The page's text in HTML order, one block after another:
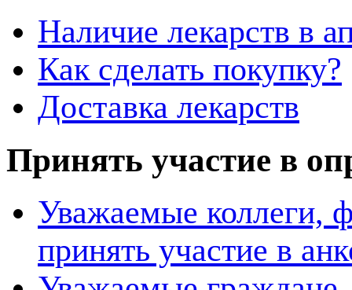
Наличие лекарств в
Как сделать покупку?
Доставка лекарств
Принять участие в
Уважаемые коллеги,
принять участие в